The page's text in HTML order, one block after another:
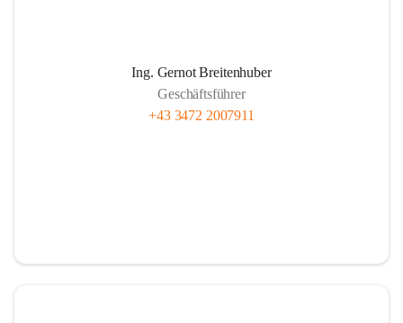
Im Prinzip wie jede Hauszentralheizung:
Das in den Kesselanlagen des Heizwerkes erwärmte Wasser
wird über ein weitverzweigtes Leitungsnetz zu den
Je besser isoliert die Rohre und je kürzer die Leitungslänge
Ing. Gernot Breitenhuber
Geschäftsführer
+43 3472 2007911